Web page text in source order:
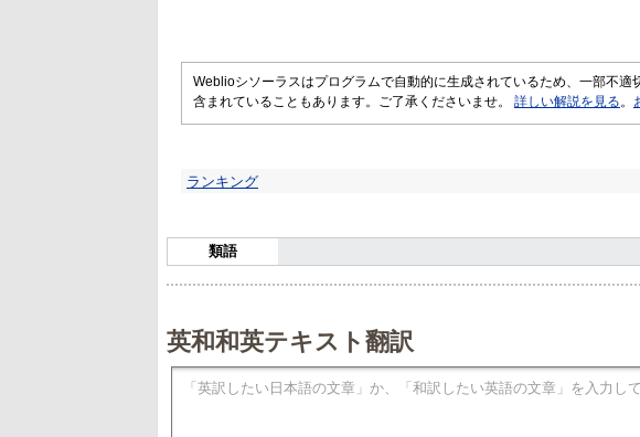
Weblioシソーラスはプログラムで自動的に生成されているため、一部不適
含まれていることもあります。ご了承くださいませ。 詳しい解説を見る 。
ランキング
類語
英和和英テキスト翻訳